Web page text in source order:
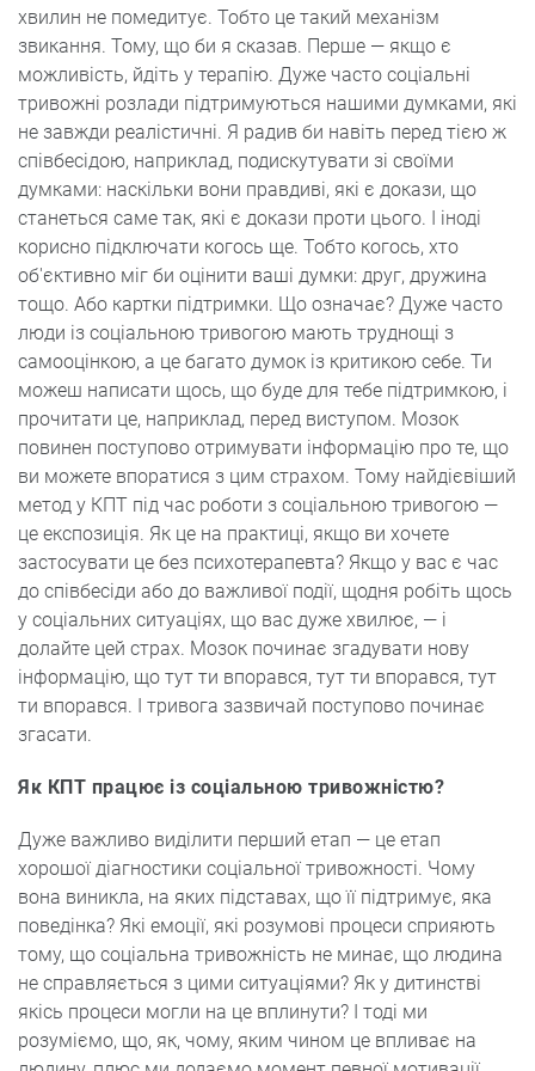
хвилин не помедитує. Тобто це такий механізм
звикання. Тому, що би я сказав. Перше — якщо є
можливість, йдіть у терапію. Дуже часто соціальні
тривожні розлади підтримуються нашими думками, які
не завжди реалістичні. Я радив би навіть перед тією ж
співбесідою, наприклад, подискутувати зі своїми
думками: наскільки вони правдиві, які є докази, що
станеться саме так, які є докази проти цього. І іноді
корисно підключати когось ще. Тобто когось, хто
об'єктивно міг би оцінити ваші думки: друг, дружина
тощо. Або картки підтримки. Що означає? Дуже часто
люди із соціальною тривогою мають труднощі з
самооцінкою, а це багато думок із критикою себе. Ти
можеш написати щось, що буде для тебе підтримкою, і
прочитати це, наприклад, перед виступом. Мозок
повинен поступово отримувати інформацію про те, що
ви можете впоратися з цим страхом. Тому найдієвіший
метод у КПТ під час роботи з соціальною тривогою —
це експозиція. Як це на практиці, якщо ви хочете
застосувати це без психотерапевта? Якщо у вас є час
до співбесіди або до важливої події, щодня робіть щось
у соціальних ситуаціях, що вас дуже хвилює, — і
долайте цей страх. Мозок починає згадувати нову
інформацію, що тут ти впорався, тут ти впорався, тут
ти впорався. І тривога зазвичай поступово починає
згасати.
Як КПТ працює із соціальною тривожністю?
Дуже важливо виділити перший етап — це етап
хорошої діагностики соціальної тривожності. Чому
вона виникла, на яких підставах, що її підтримує, яка
поведінка? Які емоції, які розумові процеси сприяють
тому, що соціальна тривожність не минає, що людина
не справляється з цими ситуаціями? Як у дитинстві
якісь процеси могли на це вплинути? І тоді ми
розуміємо, що, як, чому, яким чином це впливає на